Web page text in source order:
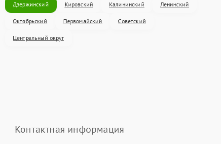
Дзержинский Кировский Калининский Ленинский
Октябрьский Первомайский Советский
Центральный округ
Контактная информация